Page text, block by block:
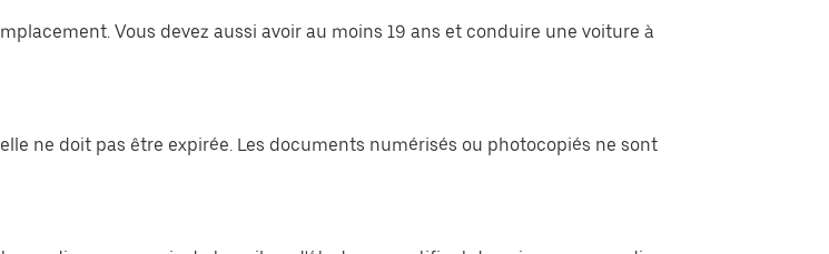
Vous devez aussi avoir au moins 19 ans et conduire une voiture à
ne doit pas être expirée. Les documents numérisés ou photocopiés ne sont